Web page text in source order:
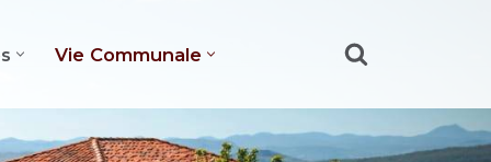
Vie Communale